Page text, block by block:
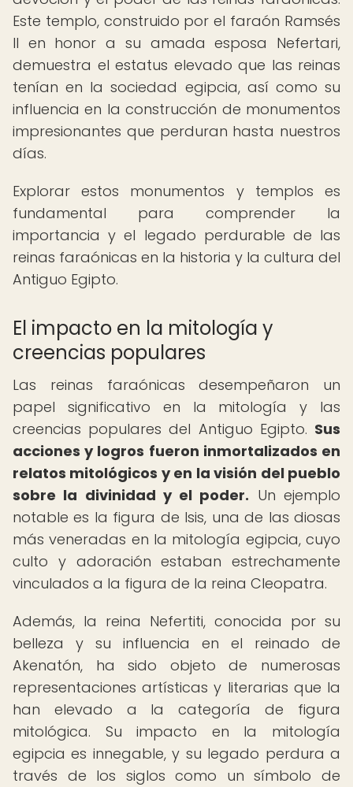
Este templo, construido por el faraón Ramsés
II en honor a su amada esposa Nefertari,
demuestra el estatus elevado que las reinas
tenían en la sociedad egipcia, así como su
influencia en la construcción de monumentos
impresionantes que perduran hasta nuestros
días.
Explorar estos monumentos y templos es
fundamental para comprender la
importancia y el legado perdurable de las
reinas faraónicas en la historia y la cultura del
Antiguo Egipto.
El impacto en la mitología y
creencias populares
Las reinas faraónicas desempeñaron un
papel significativo en la mitología y las
creencias populares del Antiguo Egipto. Sus
acciones y logros fueron inmortalizados en
relatos mitológicos y en la visión del pueblo
sobre la divinidad y el poder. Un ejemplo
notable es la figura de Isis, una de las diosas
más veneradas en la mitología egipcia, cuyo
culto y adoración estaban estrechamente
vinculados a la figura de la reina Cleopatra.
Además, la reina Nefertiti, conocida por su
belleza y su influencia en el reinado de
Akenatón, ha sido objeto de numerosas
representaciones artísticas y literarias que la
han elevado a la categoría de figura
mitológica. Su impacto en la mitología
egipcia es innegable, y su legado perdura a
través de los siglos como un símbolo de